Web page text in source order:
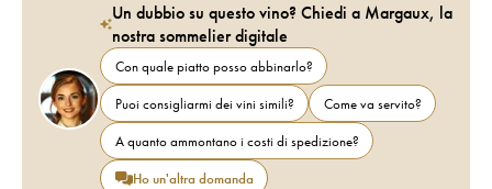
Un dubbio su questo vino? Chiedi a Margaux, la
nostra sommelier digitale
Con quale piatto posso abbinarlo?
Puoi consigliarmi dei vini simili?
Come va servito?
A quanto ammontano i costi di spedizione?
Ho un'altra domanda